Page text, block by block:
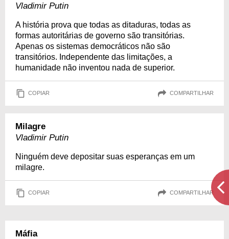
Vladimir Putin
A história prova que todas as ditaduras, todas as
formas autoritárias de governo são transitórias.
Apenas os sistemas democráticos não são
transitórios. Independente das limitações, a
humanidade não inventou nada de superior.
COPIAR COMPARTILHAR
Milagre
Vladimir Putin
Ninguém deve depositar suas esperanças em um
milagre.
COPIAR COMPARTILHAR
Máfia